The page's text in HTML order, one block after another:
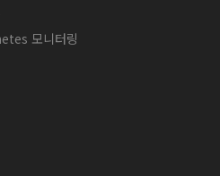
모니터링